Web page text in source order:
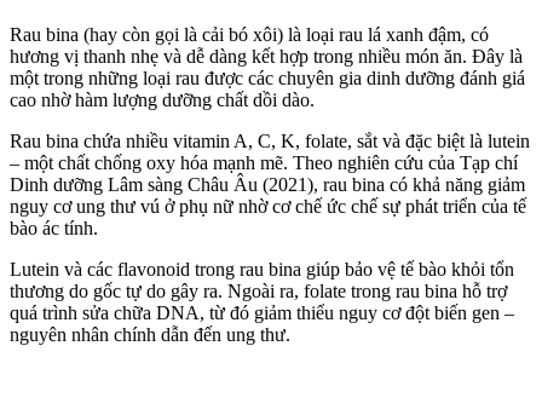
Rau bina (hay còn gọi là cải bó xôi) là loại rau lá xanh đậm, có
hương vị thanh nhẹ và dễ dàng kết hợp trong nhiều món ăn. Đây là
một trong những loại rau được các chuyên gia dinh dưỡng đánh giá
cao nhờ hàm lượng dưỡng chất dồi dào.
Rau bina chứa nhiều vitamin A, C, K, folate, sắt và đặc biệt là lutein
– một chất chống oxy hóa mạnh mẽ. Theo nghiên cứu của Tạp chí
Dinh dưỡng Lâm sàng Châu Âu (2021), rau bina có khả năng giảm
nguy cơ ung thư v‌ú ở phụ nữ nhờ cơ chế ức chế sự phát triển của tế
bào ác tính.
Lutein và các flavonoid trong rau bina giúp bảo vệ tế bào khỏi tổn
thương do gốc tự do gây ra. Ngoài ra, folate trong rau bina hỗ trợ
quá trình sửa chữa DNA, từ đó giảm thiểu nguy cơ đột biến gen –
nguyên nhân chính dẫn đến ung thư.